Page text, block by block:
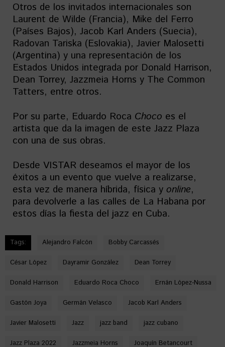
Otros de los invitados internacionales son
Laurent de Wilde (Francia), Mike del Ferro
(Países Bajos), Jacob Karl Anders (Suecia),
Radovan Tariska (Eslovakia), Javier Malosetti
(Argentina) y una representación de los
Estados Unidos integrada por Donald Harrison,
Dean Torrey, Jazzmeia Horns y The Common
Tatters, entre otros.
Por su parte, Eduardo Roca Choco es el
artista que da la imagen de este Jazz Plaza
con una de sus obras.
Desde VISTAR deseamos el mayor de los
éxitos a un evento que vuelve a realizarse,
esta vez de manera híbrida, física y online,
para devolverle a las calles de La Habana por
estos días la fiesta del jazz en Cuba.
Tags: Alejandro Falcón Bobby Carcassés
César López Dayramir González Dean Torrey
Donald Harrison Eduardo Roca Choco Ernán López-Nussa
Gastón Joya Germán Velasco Jacob Karl Anders
Javier Malosetti Jazz jazz band jazz cubano
Jazz Plaza 2022 Jazzmeia Horns Joaquín Betancourt